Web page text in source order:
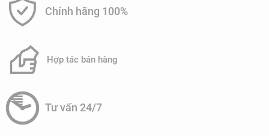
+ Công nghệ màng lọc: Sử dụng màng lọc để loại bỏ các
+ Thiết bị: Bao gồm bể phản ứng, bể lắng, hệ thống lọc, máy
2. Quy trình vận hành:
Chính hãng 100%
Hợp tác bán hàng
Tư vấn 24/7